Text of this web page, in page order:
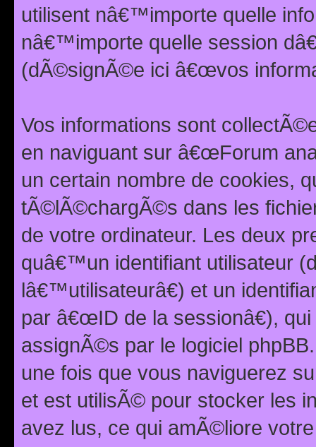
utilisent nâ€™importe quelle
nâ€™importe quelle session
(dÃ©signÃ©e ici â€œvos
Vos informations sont
en naviguant sur â€œForum
un certain nombre de cookies,
tÃ©lÃ©chargÃ©s dans les
de votre ordinateur. Les deux
quâ€™un identifiant utilisateur
lâ€™utilisateurâ€) et un
par â€œID de la sessionâ€),
assignÃ©s par le logiciel
une fois que vous naviguerez
et est utilisÃ© pour stocker les
avez lus, ce qui amÃ©liore